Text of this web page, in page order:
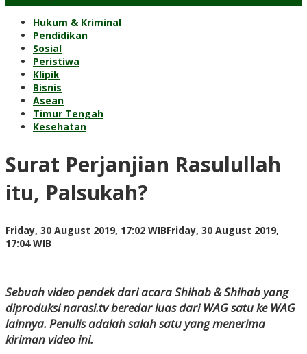
Hukum & Kriminal
Pendidikan
Sosial
Peristiwa
Klipik
Bisnis
Asean
Timur Tengah
Kesehatan
Surat Perjanjian Rasulullah
itu, Palsukah?
Friday, 30 August 2019, 17:02 WIBFriday, 30 August 2019,
17:04 WIB
Sebuah video pendek dari acara Shihab & Shihab yang
diproduksi narasi.tv beredar luas dari WAG satu ke WAG
lainnya. Penulis adalah salah satu yang menerima
kiriman video ini.